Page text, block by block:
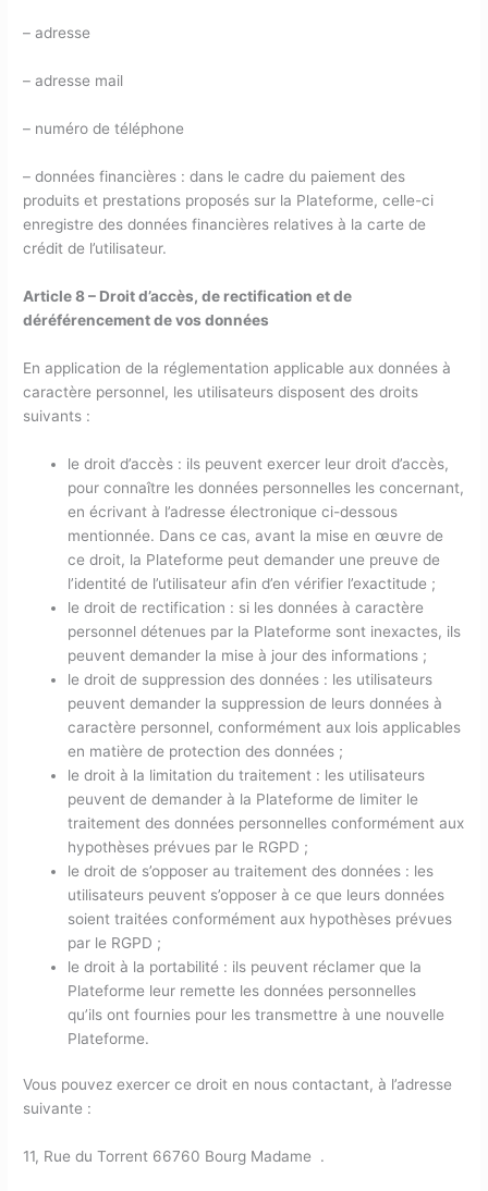
– adresse
– adresse mail
– numéro de téléphone
– données financières : dans le cadre du paiement des
produits et prestations proposés sur la Plateforme, celle-ci
enregistre des données financières relatives à la carte de
crédit de l’utilisateur.
Article 8 – Droit d’accès, de rectification et de
déréférencement de vos données
En application de la réglementation applicable aux données à
caractère personnel, les utilisateurs disposent des droits
suivants :
le droit d’accès : ils peuvent exercer leur droit d’accès,
pour connaître les données personnelles les concernant,
en écrivant à l’adresse électronique ci-dessous
mentionnée. Dans ce cas, avant la mise en œuvre de
ce droit, la Plateforme peut demander une preuve de
l’identité de l’utilisateur afin d’en vérifier l’exactitude ;
le droit de rectification : si les données à caractère
personnel détenues par la Plateforme sont inexactes, ils
peuvent demander la mise à jour des informations ;
le droit de suppression des données : les utilisateurs
peuvent demander la suppression de leurs données à
caractère personnel, conformément aux lois applicables
en matière de protection des données ;
le droit à la limitation du traitement : les utilisateurs
peuvent de demander à la Plateforme de limiter le
traitement des données personnelles conformément aux
hypothèses prévues par le RGPD ;
le droit de s’opposer au traitement des données : les
utilisateurs peuvent s’opposer à ce que leurs données
soient traitées conformément aux hypothèses prévues
par le RGPD ;
le droit à la portabilité : ils peuvent réclamer que la
Plateforme leur remette les données personnelles
qu’ils ont fournies pour les transmettre à une nouvelle
Plateforme.
Vous pouvez exercer ce droit en nous contactant, à l’adresse
suivante :
11, Rue du Torrent 66760 Bourg Madame .